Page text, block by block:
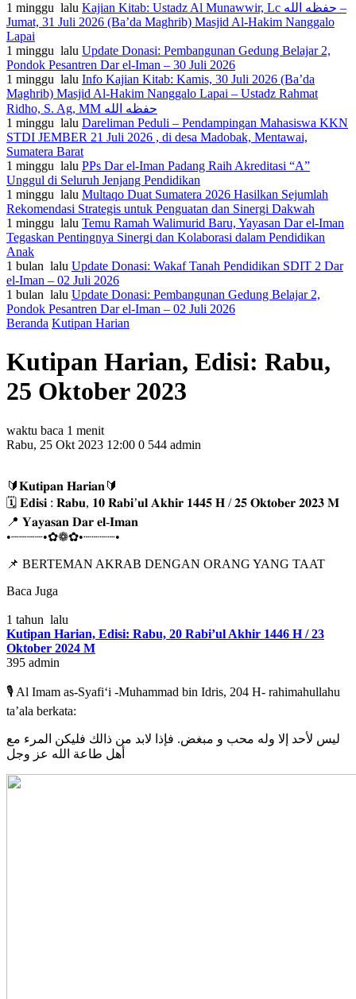
1 minggu lalu Kajian Kitab: Ustadz Al Munawwir, Lc حفظه الله –
Jumat, 31 Juli 2026 (Ba’da Maghrib) Masjid Al-Hakim Nanggalo
Lapai
1 minggu lalu Update Donasi: Pembangunan Gedung Belajar 2,
Pondok Pesantren Dar el-Iman – 30 Juli 2026
1 minggu lalu Info Kajian Kitab: Kamis, 30 Juli 2026 (Ba’da
Maghrib) Masjid Al-Hakim Nanggalo Lapai – Ustadz Rahmat
Ridho, S. Ag, MM حفظه الله
1 minggu lalu Dareliman Peduli – Pendampingan Mahasiswa KKN
STDI JEMBER 21 Juli 2026 , di desa Madobak, Mentawai,
Sumatera Barat
1 minggu lalu PPs Dar el-Iman Padang Raih Akreditasi “A”
Unggul di Seluruh Jenjang Pendidikan
1 minggu lalu Multaqo Duat Sumatera 2026 Hasilkan Sejumlah
Rekomendasi Strategis untuk Penguatan dan Sinergi Dakwah
1 minggu lalu Temu Ramah Walimurid Baru, Yayasan Dar el-Iman
Tegaskan Pentingnya Sinergi dan Kolaborasi dalam Pendidikan
Anak
1 bulan lalu Update Donasi: Wakaf Tanah Pendidikan SDIT 2 Dar
el-Iman – 02 Juli 2026
1 bulan lalu Update Donasi: Pembangunan Gedung Belajar 2,
Pondok Pesantren Dar el-Iman – 02 Juli 2026
Beranda Kutipan Harian
Kutipan Harian, Edisi: Rabu,
25 Oktober 2023
waktu baca 1 menit
Rabu, 25 Okt 2023 12:00 0 544 admin
🔰𝐊𝐮𝐭𝐢𝐩𝐚𝐧 𝐇𝐚𝐫𝐢𝐚𝐧🔰
🗓 𝐄𝐝𝐢𝐬𝐢 : 𝐑𝐚𝐛𝐮, 𝟏𝟎 𝐑𝐚𝐛𝐢’𝐮𝐥 𝐀𝐤𝐡𝐢𝐫 𝟏𝟒𝟒𝟓 𝐇 / 𝟐𝟓 𝐎𝐤𝐭𝐨𝐛𝐞𝐫 𝟐𝟎𝟐𝟑 𝐌
📍 𝐘𝐚𝐲𝐚𝐬𝐚𝐧 𝐃𝐚𝐫 𝐞𝐥-𝐈𝐦𝐚𝐧
•┈┈┈┈•✿❁✿•┈┈┈┈•
📌 BERTEMAN AKRAB DENGAN ORANG YANG TAAT
Baca Juga
1 tahun lalu
Kutipan Harian, Edisi: Rabu, 20 Rabi’ul Akhir 1446 H / 23
Oktober 2024 M
395 admin
🎙 Al Imam as-Syafi‘i -Muhammad bin Idris, 204 H- rahimahullahu
ta’ala berkata:
ليس لأحد إلا وله محب و مبغض. فإذا لابد من ذالك فليكن المرء مع
أهل طاعة الله عز وجل